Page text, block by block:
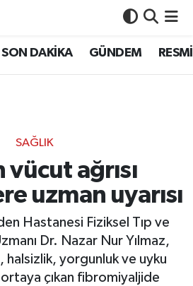
SON DAKİKA GÜNDEM
SAĞLIK
vücut ağrısı
uzman uyarısı
Hastanesi Fiziksel Tıp ve
Dr. Nazar Nur Yılmaz,
halsizlik, yorgunluk ve uyku
çıkan fibromiyaljide
Haritası
ve Fikstür